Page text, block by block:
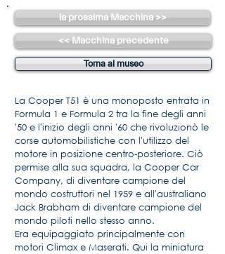
la prossima Macchina >>
<< Macchina precedente
Torna al museo
La Cooper T51 è una monoposto entrata in
Formula 1 e Formula 2 tra la fine degli anni
'50 e l'inizio degli anni '60 che rivoluzionò le
corse automobilistiche con l'utilizzo del
motore in posizione centro-posteriore. Ciò
permise alla sua squadra, la Cooper Car
Company, di diventare campione del
mondo costruttori nel 1959 e all'australiano
Jack Brabham di diventare campione del
mondo piloti nello stesso anno.
Era equipaggiato principalmente con
motori Climax e Maserati. Qui la miniatura